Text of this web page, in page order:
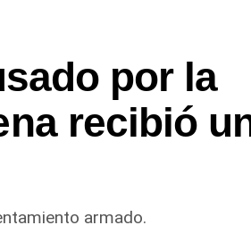
por la
recibió
armado.